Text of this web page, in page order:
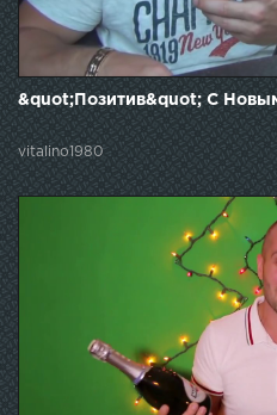
&quot;Позитив&quot; С
vitalino1980